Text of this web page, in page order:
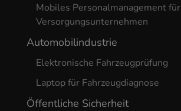
Mobiles Personalmanagement für
Versorgungsunternehmen
Automobilindustrie
Elektronische Fahrzeugprüfung
Laptop für Fahrzeugdiagnose
Öffentliche Sicherheit